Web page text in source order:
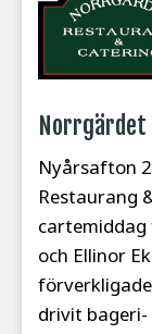
Norrgärdet
Nyårsafton
Restaurang
och Ellinor
drivit bageri-